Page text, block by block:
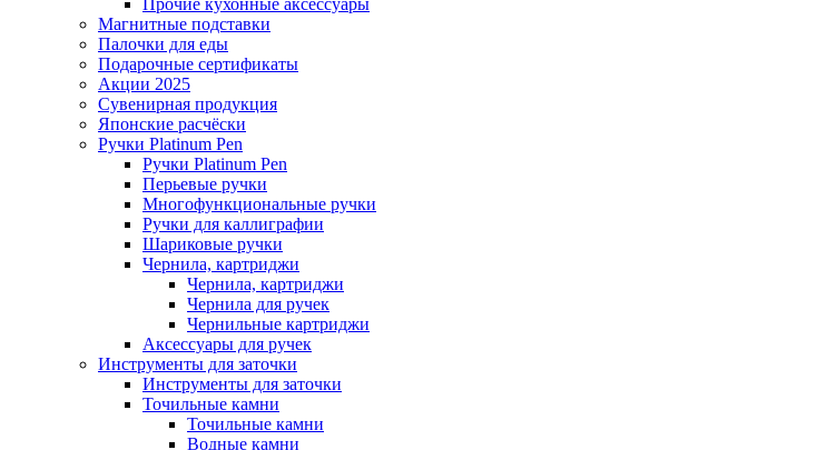
Магнитные подставки
Палочки для еды
Подарочные сертификаты
Акции 2025
Сувенирная продукция
Японские расчёски
Ручки Platinum Pen
Ручки Platinum Pen
Перьевые ручки
Многофункциональные ручки
Ручки для каллиграфии
Шариковые ручки
Чернила, картриджи
Чернила, картриджи
Чернила для ручек
Чернильные картриджи
Аксессуары для ручек
Инструменты для заточки
Инструменты для заточки
Точильные камни
Точильные камни
Водные камни